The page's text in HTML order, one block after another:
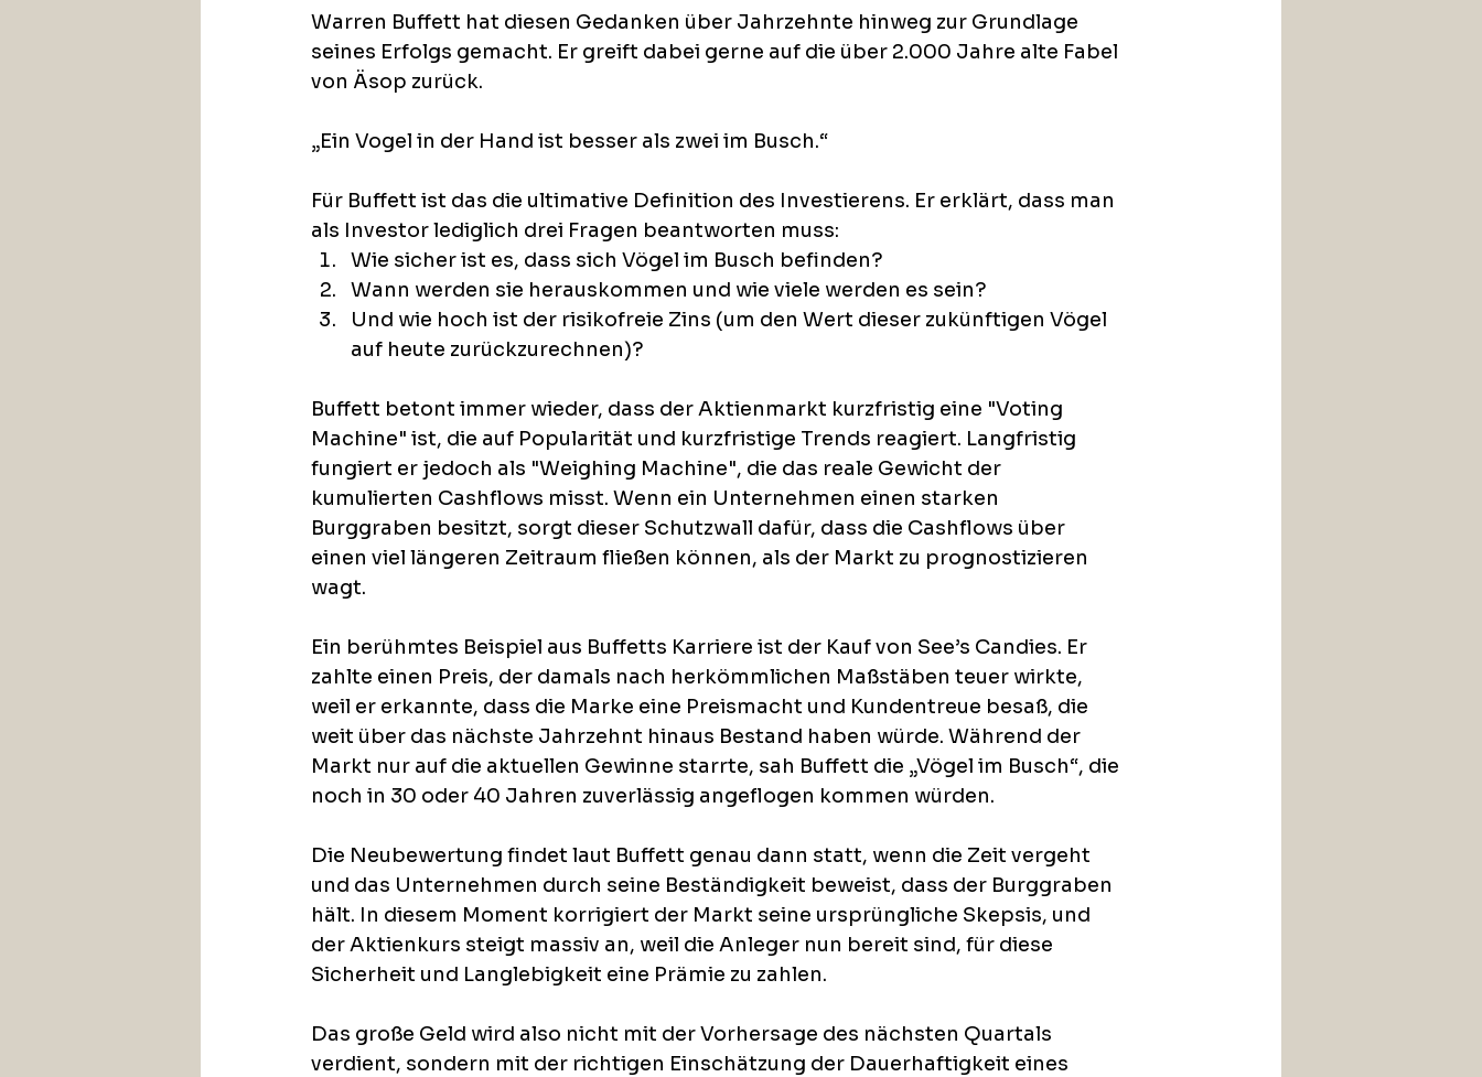
Warren Buffett hat diesen Gedanken über Jahrzehnte hinweg zur Grundlage
seines Erfolgs gemacht. Er greift dabei gerne auf die über 2.000 Jahre alte Fabel
von Äsop zurück.
„Ein Vogel in der Hand ist besser als zwei im Busch.“
Für Buffett ist das die ultimative Definition des Investierens. Er erklärt, dass man
als Investor lediglich drei Fragen beantworten muss:
Wie sicher ist es, dass sich Vögel im Busch befinden?
Wann werden sie herauskommen und wie viele werden es sein?
Und wie hoch ist der risikofreie Zins (um den Wert dieser zukünftigen Vögel
auf heute zurückzurechnen)?
Buffett betont immer wieder, dass der Aktienmarkt kurzfristig eine "Voting
Machine" ist, die auf Popularität und kurzfristige Trends reagiert. Langfristig
fungiert er jedoch als "Weighing Machine", die das reale Gewicht der
kumulierten Cashflows misst. Wenn ein Unternehmen einen starken
Burggraben besitzt, sorgt dieser Schutzwall dafür, dass die Cashflows über
einen viel längeren Zeitraum fließen können, als der Markt zu prognostizieren
wagt.
Ein berühmtes Beispiel aus Buffetts Karriere ist der Kauf von See’s Candies. Er
zahlte einen Preis, der damals nach herkömmlichen Maßstäben teuer wirkte,
weil er erkannte, dass die Marke eine Preismacht und Kundentreue besaß, die
weit über das nächste Jahrzehnt hinaus Bestand haben würde. Während der
Markt nur auf die aktuellen Gewinne starrte, sah Buffett die „Vögel im Busch“, die
noch in 30 oder 40 Jahren zuverlässig angeflogen kommen würden.
Die Neubewertung findet laut Buffett genau dann statt, wenn die Zeit vergeht
und das Unternehmen durch seine Beständigkeit beweist, dass der Burggraben
hält. In diesem Moment korrigiert der Markt seine ursprüngliche Skepsis, und
der Aktienkurs steigt massiv an, weil die Anleger nun bereit sind, für diese
Sicherheit und Langlebigkeit eine Prämie zu zahlen.
Das große Geld wird also nicht mit der Vorhersage des nächsten Quartals
verdient, sondern mit der richtigen Einschätzung der Dauerhaftigkeit eines